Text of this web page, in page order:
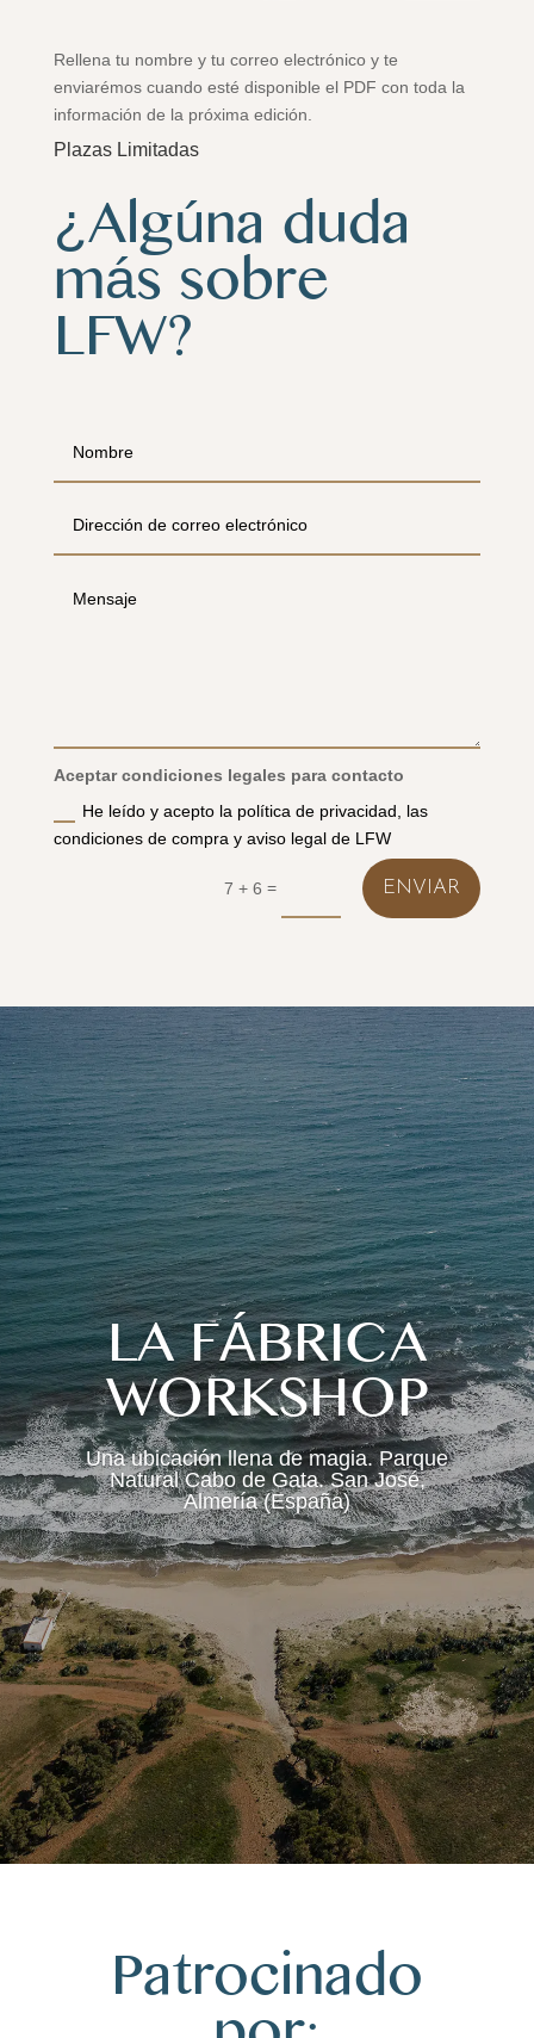
Rellena tu nombre y tu correo electrónico y te
enviarémos cuando esté disponible el PDF con toda la
información de la próxima edición.
Plazas Limitadas
¿Algúna duda
más sobre
LFW?
Aceptar condiciones legales para contacto
He leído y acepto la política de privacidad, las
condiciones de compra y aviso legal de LFW
7 + 6 = ENVIAR
LA FÁBRICA
WORKSHOP
Una ubicación llena de magia. Parque
Natural Cabo de Gata. San José,
Almería (España)
Patrocinado